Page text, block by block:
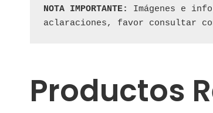
NOTA IMPORTANTE:
Imágenes e
aclaraciones, favor consultar
Productos